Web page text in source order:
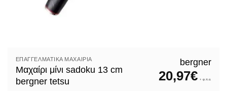
ΕΠΑΓΓΕΛΜΑΤΙΚΆ ΜΑΧΑΊΡΙΑ
Μαχαίρι μίνι sadoku 13 cm
bergner tetsu
bergner
20,97€ + φ.π.α.